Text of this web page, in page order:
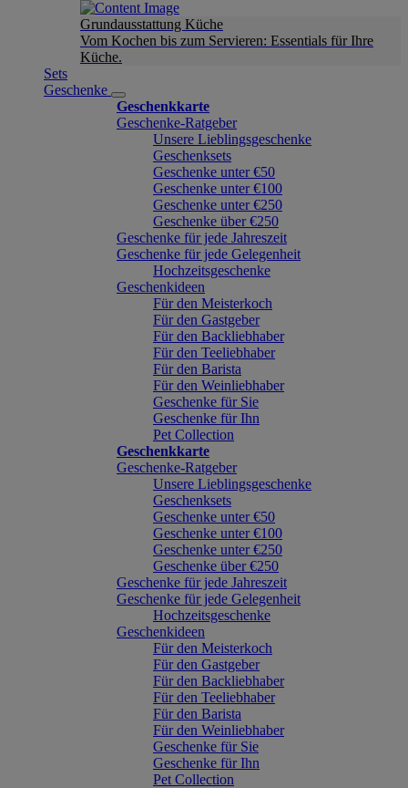
Grundausstattung Küche
Vom Kochen bis zum Servieren: Essentials für Ihre
Küche.
Sets
Geschenke
Geschenkkarte
Geschenke-Ratgeber
Unsere Lieblingsgeschenke
Geschenksets
Geschenke unter €50
Geschenke unter €100
Geschenke unter €250
Geschenke über €250
Geschenke für jede Jahreszeit
Geschenke für jede Gelegenheit
Hochzeitsgeschenke
Geschenkideen
Für den Meisterkoch
Für den Gastgeber
Für den Backliebhaber
Für den Teeliebhaber
Für den Barista
Für den Weinliebhaber
Geschenke für Sie
Geschenke für Ihn
Pet Collection
Geschenkkarte
Geschenke-Ratgeber
Unsere Lieblingsgeschenke
Geschenksets
Geschenke unter €50
Geschenke unter €100
Geschenke unter €250
Geschenke über €250
Geschenke für jede Jahreszeit
Geschenke für jede Gelegenheit
Hochzeitsgeschenke
Geschenkideen
Für den Meisterkoch
Für den Gastgeber
Für den Backliebhaber
Für den Teeliebhaber
Für den Barista
Für den Weinliebhaber
Geschenke für Sie
Geschenke für Ihn
Pet Collection